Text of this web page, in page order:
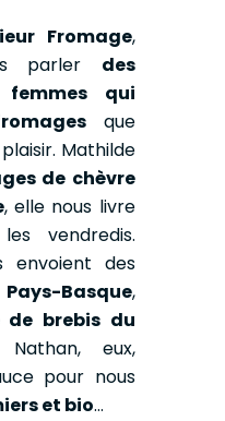
Fromage,
parler des
qui
que
Mathilde
de chèvre
, elle nous livre
vendredis.
envoient des
Basque,
de brebis du
eux,
pour nous
et bio…